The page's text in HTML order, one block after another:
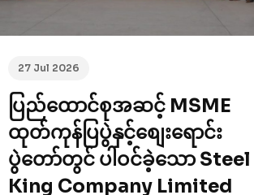
27 Jul 2026
ပြည်ထောင်စုအဆင့် MSME
ထုတ်ကုန်ပြပွဲနှင့်စျေးရောင်း
ပွဲတော်တွင် ပါဝင်ခဲ့သော Steel
King Company Limited